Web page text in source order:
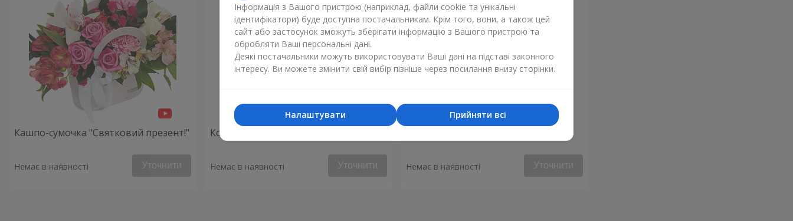
Кашпо-сумочка "Святковий презент!"
Немає в наявності Уточнити
Композиція "Монако"
Немає в наявності Уточнити Немає в наявності Уточнити
Інформація з Вашого пристрою (наприклад, файли cookie та унікальні
ідентифікатори) буде доступна постачальникам. Крім того, вони, а також цей
сайт або застосунок зможуть зберігати інформацію з Вашого пристрою та
обробляти Ваші персональні дані.
Деякі постачальники можуть використовувати Ваші дані на підставі законного
інтересу. Ви можете змінити свій вибір пізніше через посилання внизу сторінки.
Прийняти всі
Налаштувати